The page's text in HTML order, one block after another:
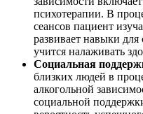
психотерапии. В
сеансов пациент
развивает навыки
учится налаживать
Социальная
близких людей в
алкогольной
социальной